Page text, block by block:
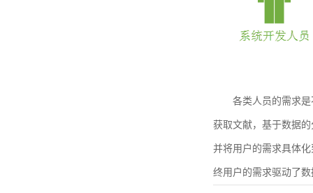
各类人员的需求
获取文献，基于数据
并将用户的需求具体
终用户的需求驱动了